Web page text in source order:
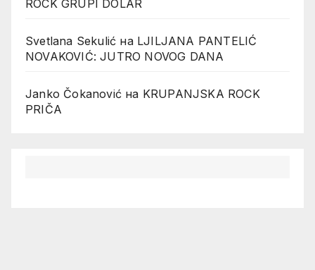
ROCK GRUPI DOLAR
Svetlana Sekulić на LJILJANA PANTELIĆ
NOVAKOVIĆ: JUTRO NOVOG DANA
Janko Čokanović на KRUPANJSKA ROCK
PRIČA